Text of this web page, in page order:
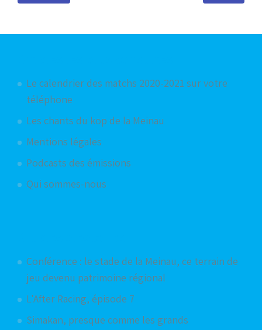
Le calendrier des matchs 2020-2021 sur votre
téléphone
Les chants du kop de la Meinau
Mentions légales
Podcasts des émissions
Qui sommes-nous
Conférence : le stade de la Meinau, ce terrain de
jeu devenu patrimoine régional
L'After Racing, épisode 7
Simakan, presque comme les grands